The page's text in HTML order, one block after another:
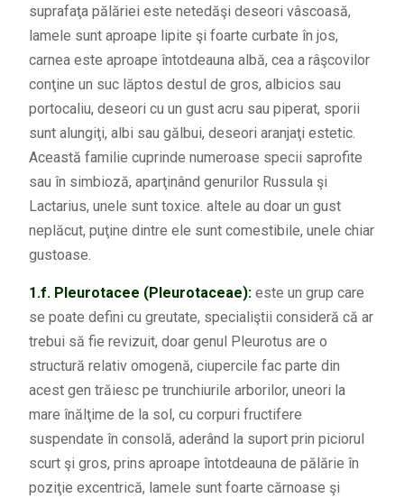
suprafaţa pălăriei este netedăşi deseori vâscoasă,
lamele sunt aproape lipite şi foarte curbate în jos,
carnea este aproape întotdeauna albă, cea a râşcovilor
conţine un suc lăptos destul de gros, albicios sau
portocaliu, deseori cu un gust acru sau piperat, sporii
sunt alungiţi, albi sau gălbui, deseori aranjaţi estetic.
Această familie cuprinde numeroase specii saprofite
sau în simbioză, aparţinând genurilor Russula şi
Lactarius, unele sunt toxice. altele au doar un gust
neplăcut, puţine dintre ele sunt comestibile, unele chiar
gustoase.
1.f. Pleurotacee (Pleurotaceae):este un grup care
se poate defini cu greutate, specialiştii consideră că ar
trebui să fie revizuit, doar genul Pleurotus are o
structură relativ omogenă, ciupercile fac parte din
acest gen trăiesc pe trunchiurile arborilor, uneori la
mare înălţime de la sol, cu corpuri fructifere
suspendate în consolă, aderând la suport prin piciorul
scurt şi gros, prins aproape întotdeauna de pălărie în
poziţie excentrică, lamele sunt foarte cărnoase şi